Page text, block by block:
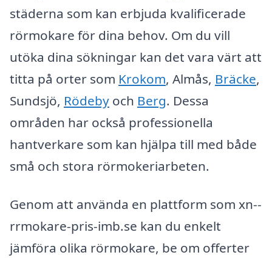
städerna som kan erbjuda kvalificerade
rörmokare för dina behov. Om du vill
utöka dina sökningar kan det vara värt att
titta på orter som Krokom, Almås, Bräcke,
Sundsjö, Rödeby och Berg. Dessa
områden har också professionella
hantverkare som kan hjälpa till med både
små och stora rörmokeriarbeten.
Genom att använda en plattform som xn--
rrmokare-pris-imb.se kan du enkelt
jämföra olika rörmokare, be om offerter